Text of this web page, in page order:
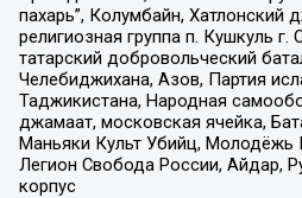
пахарь”, Колумбайн, Хатлонский
религиозная группа п. Кушкуль
татарский добровольческий
Челебиджихана, Азов, Партия
Таджикистана, Народная
джамаат, московская ячейка,
Маньяки Культ Убийц, Молодёжь
Легион Свобода России, Айдар,
корпус